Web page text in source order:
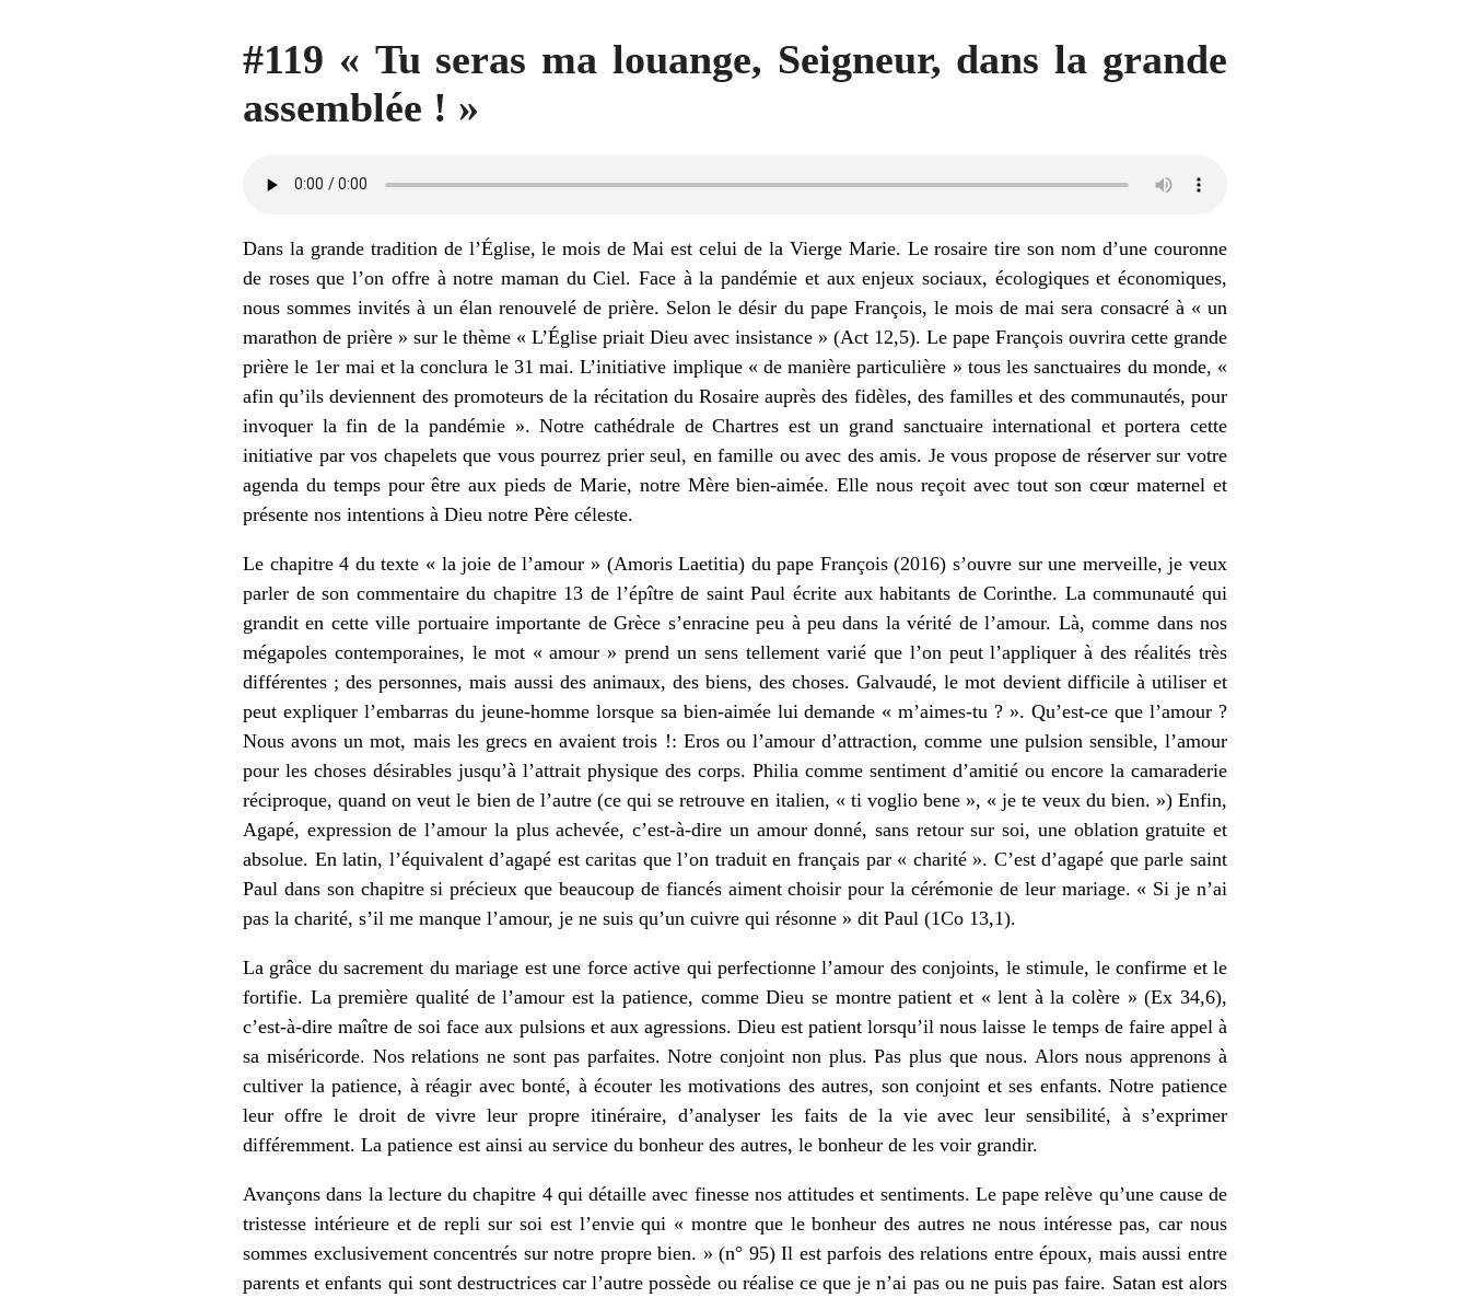
#119 « Tu seras ma louange, Seigneur, dans la grande
assemblée ! »
Dans la grande tradition de l’Église, le mois de Mai est celui de la Vierge Marie. Le rosaire tire son nom d’une couronne
de roses que l’on offre à notre maman du Ciel. Face à la pandémie et aux enjeux sociaux, écologiques et économiques,
nous sommes invités à un élan renouvelé de prière. Selon le désir du pape François, le mois de mai sera consacré à « un
marathon de prière » sur le thème « L’Église priait Dieu avec insistance » (Act 12,5). Le pape François ouvrira cette grande
prière le 1er mai et la conclura le 31 mai. L’initiative implique « de manière particulière » tous les sanctuaires du monde, «
afin qu’ils deviennent des promoteurs de la récitation du Rosaire auprès des fidèles, des familles et des communautés, pour
invoquer la fin de la pandémie ». Notre cathédrale de Chartres est un grand sanctuaire international et portera cette
initiative par vos chapelets que vous pourrez prier seul, en famille ou avec des amis. Je vous propose de réserver sur votre
agenda du temps pour être aux pieds de Marie, notre Mère bien-aimée. Elle nous reçoit avec tout son cœur maternel et
présente nos intentions à Dieu notre Père céleste.
Le chapitre 4 du texte « la joie de l’amour » (Amoris Laetitia) du pape François (2016) s’ouvre sur une merveille, je veux
parler de son commentaire du chapitre 13 de l’épître de saint Paul écrite aux habitants de Corinthe. La communauté qui
grandit en cette ville portuaire importante de Grèce s’enracine peu à peu dans la vérité de l’amour. Là, comme dans nos
mégapoles contemporaines, le mot « amour » prend un sens tellement varié que l’on peut l’appliquer à des réalités très
différentes ; des personnes, mais aussi des animaux, des biens, des choses. Galvaudé, le mot devient difficile à utiliser et
peut expliquer l’embarras du jeune-homme lorsque sa bien-aimée lui demande « m’aimes-tu ? ». Qu’est-ce que l’amour ?
Nous avons un mot, mais les grecs en avaient trois !: Eros ou l’amour d’attraction, comme une pulsion sensible, l’amour
pour les choses désirables jusqu’à l’attrait physique des corps. Philia comme sentiment d’amitié ou encore la camaraderie
réciproque, quand on veut le bien de l’autre (ce qui se retrouve en italien, « ti voglio bene », « je te veux du bien. ») Enfin,
Agapé, expression de l’amour la plus achevée, c’est-à-dire un amour donné, sans retour sur soi, une oblation gratuite et
absolue. En latin, l’équivalent d’agapé est caritas que l’on traduit en français par « charité ». C’est d’agapé que parle saint
Paul dans son chapitre si précieux que beaucoup de fiancés aiment choisir pour la cérémonie de leur mariage. « Si je n’ai
pas la charité, s’il me manque l’amour, je ne suis qu’un cuivre qui résonne » dit Paul (1Co 13,1).
La grâce du sacrement du mariage est une force active qui perfectionne l’amour des conjoints, le stimule, le confirme et le
fortifie. La première qualité de l’amour est la patience, comme Dieu se montre patient et « lent à la colère » (Ex 34,6),
c’est-à-dire maître de soi face aux pulsions et aux agressions. Dieu est patient lorsqu’il nous laisse le temps de faire appel à
sa miséricorde. Nos relations ne sont pas parfaites. Notre conjoint non plus. Pas plus que nous. Alors nous apprenons à
cultiver la patience, à réagir avec bonté, à écouter les motivations des autres, son conjoint et ses enfants. Notre patience
leur offre le droit de vivre leur propre itinéraire, d’analyser les faits de la vie avec leur sensibilité, à s’exprimer
différemment. La patience est ainsi au service du bonheur des autres, le bonheur de les voir grandir.
Avançons dans la lecture du chapitre 4 qui détaille avec finesse nos attitudes et sentiments. Le pape relève qu’une cause de
tristesse intérieure et de repli sur soi est l’envie qui « montre que le bonheur des autres ne nous intéresse pas, car nous
sommes exclusivement concentrés sur notre propre bien. » (n° 95) Il est parfois des relations entre époux, mais aussi entre
parents et enfants qui sont destructrices car l’autre possède ou réalise ce que je n’ai pas ou ne puis pas faire. Satan est alors